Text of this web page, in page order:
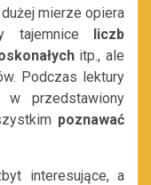
mierze opiera
tajemnice liczb
itp., ale
. Podczas lektury
w przedstawiony
poznawać
interesujące, a